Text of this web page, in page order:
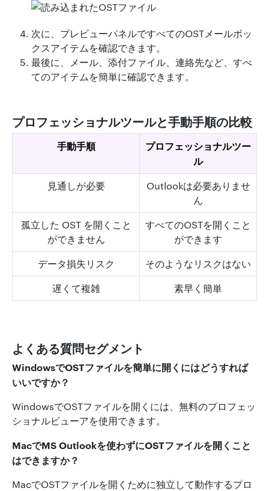
次に、プレビューパネルですべてのOSTメールボッ
クスアイテムを確認できます。
最後に、メール、添付ファイル、連絡先など、すべ
てのアイテムを簡単に確認できます。
プロフェッショナルツールと手動手順の比較
手動手順
プロフェッショナルツー
ル
見通しが必要
Outlookは必要ありませ
ん
孤立した OST を開くこと
ができません
すべてのOSTを開くこと
ができます
データ損失リスク
そのようなリスクはない
遅くて複雑
素早く簡単
よくある質問セグメント
WindowsでOSTファイルを簡単に開くにはどうすれば
いいですか？
WindowsでOSTファイルを開くには、無料のプロフェッ
ショナルビューアを使用できます。
MacでMS Outlookを使わずにOSTファイルを開くこと
はできますか？
MacでOSTファイルを開くために独立して動作するプロ